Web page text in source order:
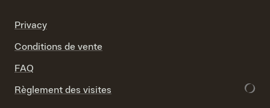
Privacy
Conditions de vente
FAQ
Règlement des visites